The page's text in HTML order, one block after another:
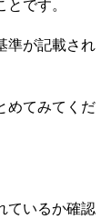
です。
準が記載され
めてみてくだ
ているか確認